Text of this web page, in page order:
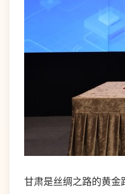
甘肃是丝绸之路的黄金